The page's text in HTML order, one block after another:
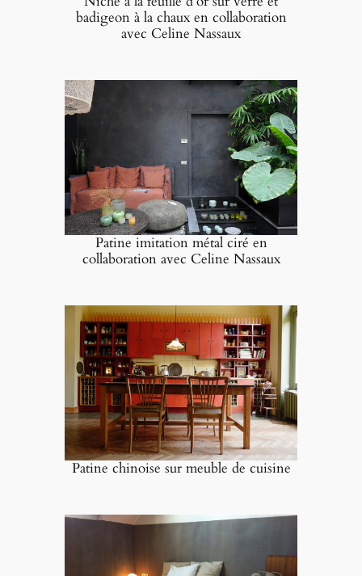
badigeon à la chaux en collaboration
avec Celine Nassaux
Patine imitation métal ciré en
collaboration avec Celine Nassaux
Patine chinoise sur meuble de cuisine